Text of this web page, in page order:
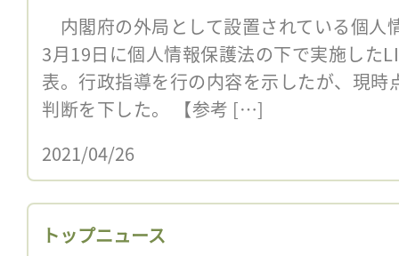
内閣府の外局として設置されている個人
3月19日に個人情報保護法の下で実施した
表。行政指導を行の内容を示したが、現
判断を下した。 【参考 […]
2021/04/26
トップニュース